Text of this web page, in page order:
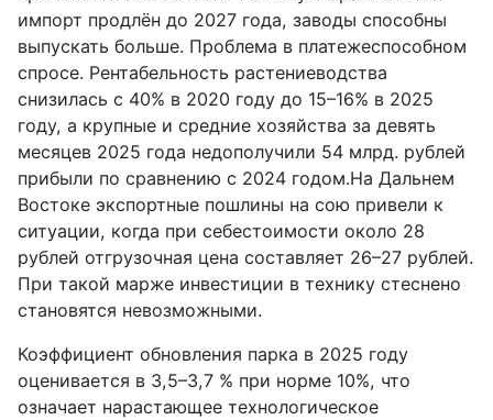
импорт продлён до 2027 года, заводы способны
выпускать больше. Проблема в платежеспособном
спросе. Рентабельность растениеводства
снизилась с 40% в 2020 году до 15–16% в 2025
году, а крупные и средние хозяйства за девять
месяцев 2025 года недополучили 54 млрд. рублей
прибыли по сравнению с 2024 годом.На Дальнем
Востоке экспортные пошлины на сою привели к
ситуации, когда при себестоимости около 28
рублей отгрузочная цена составляет 26–27 рублей.
При такой марже инвестиции в технику стеснено
становятся невозможными.
Коэффициент обновления парка в 2025 году
оценивается в 3,5–3,7 % при норме 10%, что
означает нарастающее технологическое